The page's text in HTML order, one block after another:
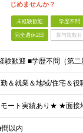
じめませんか？
未経験歓迎 学歴不問
完全週休2日 賞与複数月
間以内